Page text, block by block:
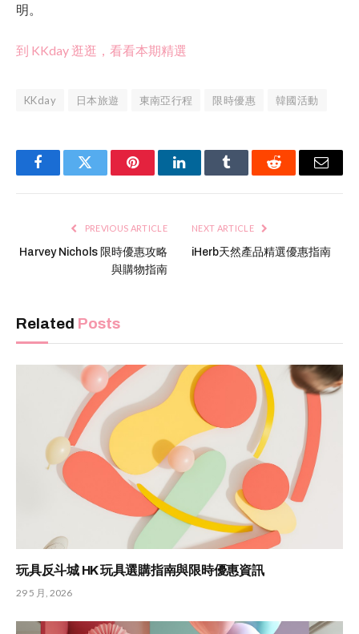
明。
到 KKday 逛逛，看看本期精選
KKday 日本旅遊 東南亞行程 限時優惠 韓國活動
FacebookTwitter PinterestLinkedInTumblr Reddit Email
PREVIOUS ARTICLE
Harvey Nichols 限時優惠攻略
與購物指南
NEXT ARTICLE
iHerb天然產品精選優惠指南
Related Posts
玩具反斗城 HK 玩具選購指南與限時優惠資訊
29 5 月, 2026